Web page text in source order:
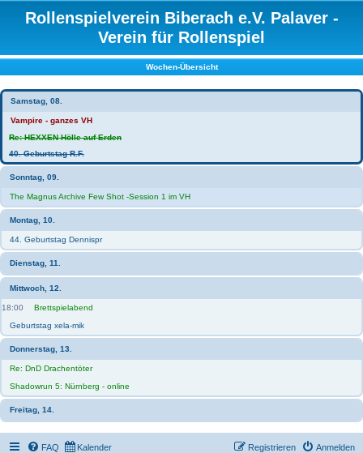
Rollenspielverein Biberach e.V. Palaver -
Verein für Rollenspiel
Wochen-Übersicht
Samstag, 08.
Vampire - ganzes VH
Re: HEXXEN Hölle auf Erden
40. Geburtstag R.F.
Sonntag, 09.
The Magnus Archive Few Shot -Session 1 im VH
Montag, 10.
44. Geburtstag Dennispr
Dienstag, 11.
Mittwoch, 12.
18:00
Brettspielabend
Geburtstag xela-mik
Donnerstag, 13.
Re: DnD Drachentöter
Shadowrun 5: Nürnberg - online
Freitag, 14.
FAQ Kalender Anmelden
Registrieren